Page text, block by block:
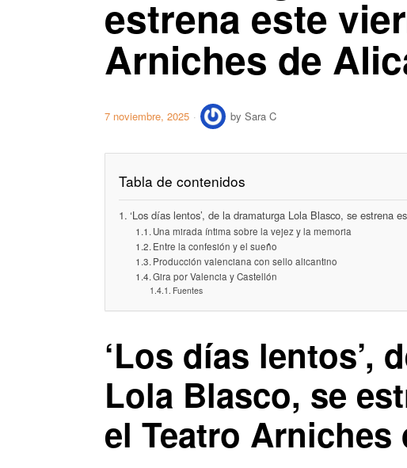
estrena este
Arniches de
7 noviembre, 2025 by Sara C
Tabla de contenidos
‘Los días lentos’, de la dramaturga Lola Blasco, se estrena
Una mirada íntima sobre la vejez y la memoria
Entre la confesión y el sueño
Producción valenciana con sello alicantino
Gira por Valencia y Castellón
Fuentes
‘Los días lentos’,
Lola Blasco, se
el Teatro Arniches